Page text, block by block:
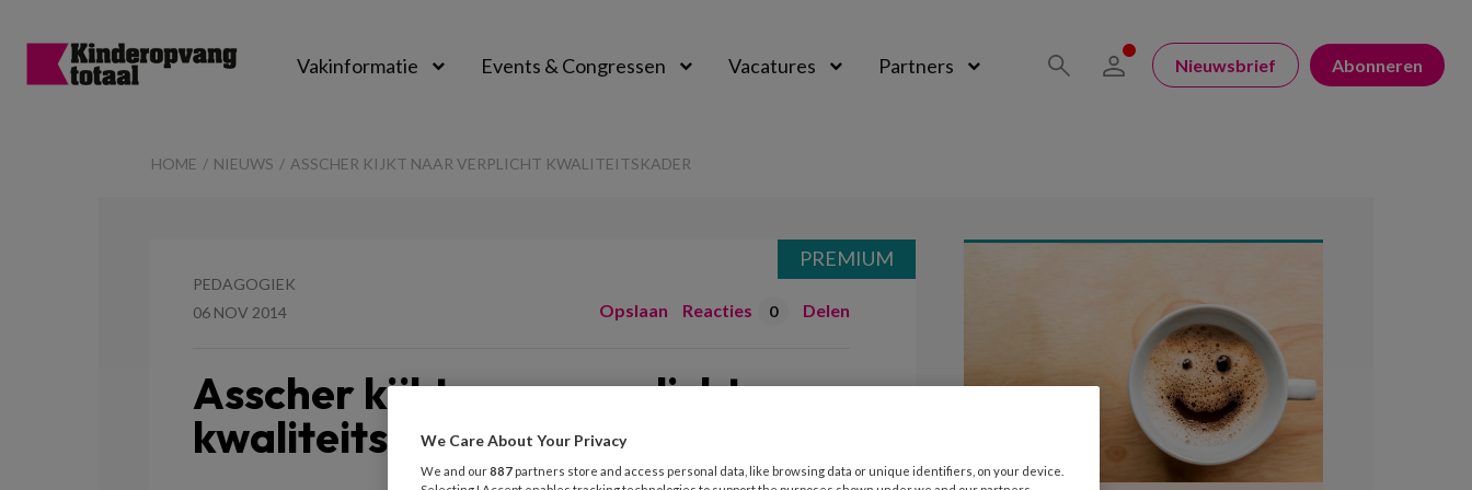
Vakinformatie Events & Congressen Vacatures Partners Nieuwsbrief Abonneren
HOME NIEUWS ASSCHER KIJKT NAAR VERPLICHT KWALITEITSKADER
PEDAGOGIEK
06 NOV 2014
Opslaan Reacties 0 Delen
Asscher kijkt naar verplicht
kwaliteitskader
PREMIUM
We Care About Your Privacy
We and our887 partners store and access personal data, like browsing data or unique identifiers, on your device.